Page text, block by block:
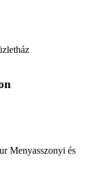
Menyasszonyi és